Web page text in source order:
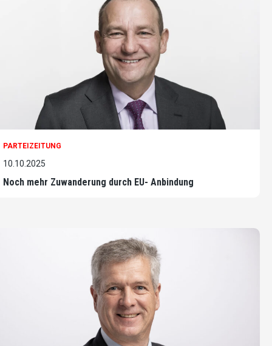
PARTEIZEITUNG
10.10.2025
Noch mehr Zuwanderung durch EU- Anbindung